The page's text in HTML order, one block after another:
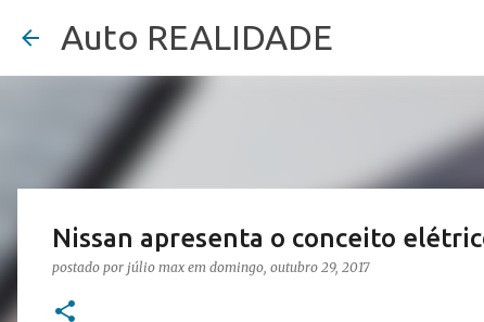
Auto REALIDADE
Nissan apresenta o conceito
postado por júlio max em domingo, outubro 29, 2017